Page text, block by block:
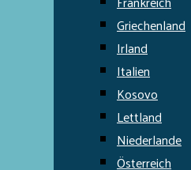
Griechenland
Irland
Italien
Kosovo
Lettland
Niederlande
Österreich